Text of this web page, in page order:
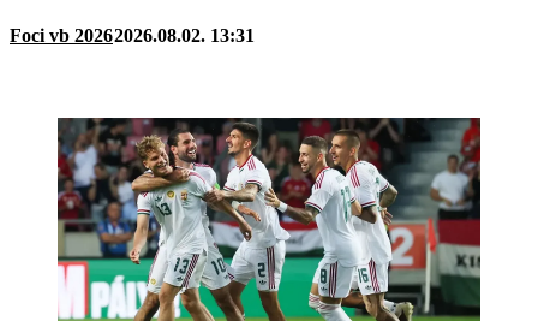
Foci vb 20262026.08.02. 13:31